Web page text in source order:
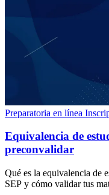
Preparatoria en línea
Equivalencia de
preconvalidar
Qué es la equivalencia de
SEP y cómo validar tus